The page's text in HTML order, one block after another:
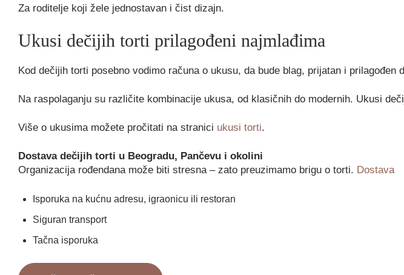
Za roditelje koji žele jednostavan i čist dizajn.
Ukusi dečijih torti prilagođeni najmlađima
Kod dečijih torti posebno vodimo računa o ukusu, da bude blag, prijatan i prilagođen
Na raspolaganju su različite kombinacije ukusa, od klasičnih do modernih. Ukusi
Više o ukusima možete pročitati na stranici ukusi torti.
Dostava dečijih torti u Beogradu, Pančevu i okolini
Organizacija rođendana može biti stresna – zato preuzimamo brigu o torti. Dostava
Isporuka na kućnu adresu, igraonicu ili restoran
Siguran transport
Tačna isporuka